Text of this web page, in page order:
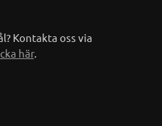
Kontakta oss via
här.